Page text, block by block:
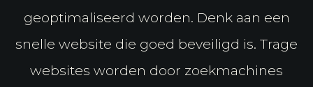
geoptimaliseerd worden. Denk aan een
snelle website die goed beveiligd is. Trage
websites worden door zoekmachines